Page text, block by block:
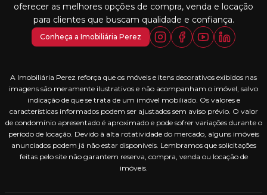
oferecer as melhores opções de compra, venda e locação
para clientes que buscam qualidade e confiança.
Conheça a Imobiliária Perez
A Imobiliária Perez reforça que os móveis e itens decorativos exibidos nas
imagens são meramente ilustrativos e não acompanham o imóvel, salvo
indicação de que se trata de um imóvel mobiliado. Os valores e
características informados podem ser ajustados sem aviso prévio. O valor
de condomínio apresentado é aproximado e pode sofrer variações durante o
período de locação. Devido à alta rotatividade do mercado, alguns imóveis
anunciados podem já não estar disponíveis. Lembramos que solicitações
feitas pelo site não garantem reserva, compra, venda ou locação de
imóveis.